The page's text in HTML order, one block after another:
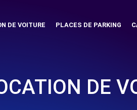
DE VOITURE PLACES DE PARKING
DE